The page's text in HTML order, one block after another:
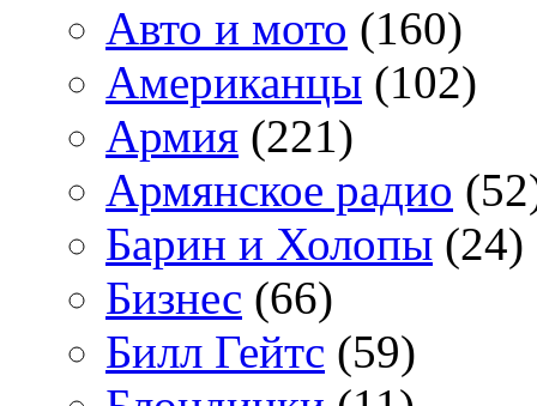
Авто и мото (160)
Американцы (102)
Армия (221)
Армянское радио
Барин и Холопы (24)
Бизнес (66)
Билл Гейтс (59)